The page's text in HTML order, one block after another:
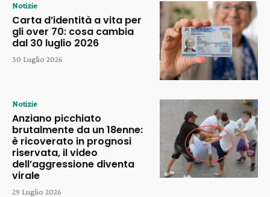
Notizie
Carta d’identità a vita per
gli over 70: cosa cambia
dal 30 luglio 2026
30 Luglio 2026
Notizie
Anziano picchiato
brutalmente da un 18enne:
è ricoverato in prognosi
riservata, il video
dell’aggressione diventa
virale
29 Luglio 2026